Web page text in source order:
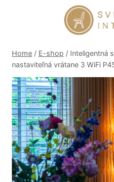
Home / E-shop / Inteligentná
nastaviteľná vrátane 3 WiFi